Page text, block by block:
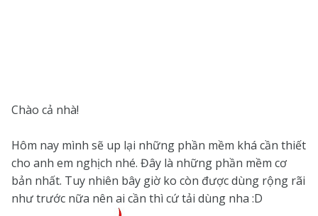
Chào cả nhà!
Hôm nay mình sẽ up lại những phần mềm khá cần thiết
cho anh em nghịch nhé. Đây là những phần mềm cơ
bản nhất. Tuy nhiên bây giờ ko còn được dùng rộng rãi
như trước nữa nên ai cần thì cứ tải dùng nha :D